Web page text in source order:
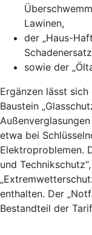
Lawinen,
der „Haus-
sowie der
Ergänzen lässt
Baustein
etwa bei
Elektroproblemen.
und
enthalten. Der
Bestandteil der